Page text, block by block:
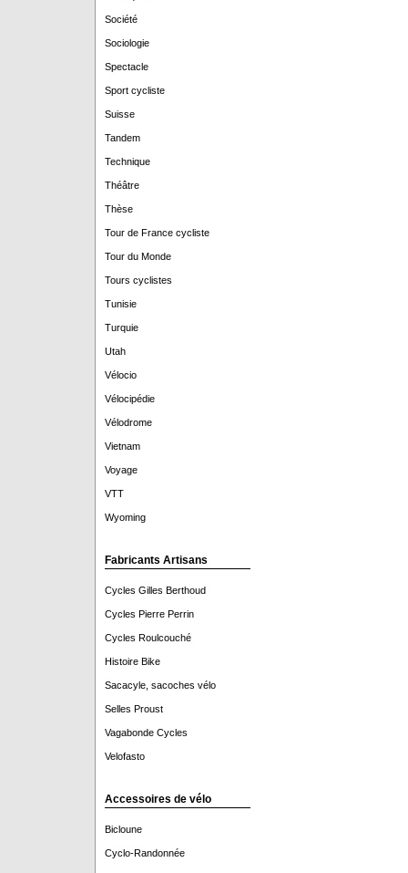
Société
Sociologie
Spectacle
Sport cycliste
Suisse
Tandem
Technique
Théâtre
Thèse
Tour de France cycliste
Tour du Monde
Tours cyclistes
Tunisie
Turquie
Utah
Vélocio
Vélocipédie
Vélodrome
Vietnam
Voyage
VTT
Wyoming
Fabricants Artisans
Cycles Gilles Berthoud
Cycles Pierre Perrin
Cycles Roulcouché
Histoire Bike
Sacacyle, sacoches vélo
Selles Proust
Vagabonde Cycles
Velofasto
Accessoires de vélo
Bicloune
Cyclo-Randonnée